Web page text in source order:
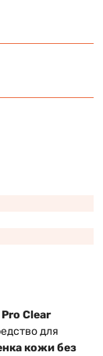
Clear
для
кожи без